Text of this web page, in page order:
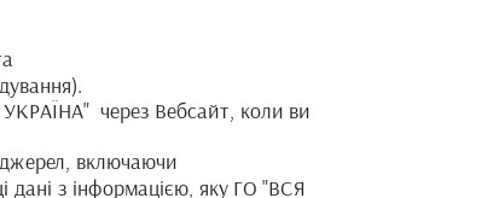
через Вебсайт, коли ви
включаючи
дані з інформацією, яку ГО "ВСЯ